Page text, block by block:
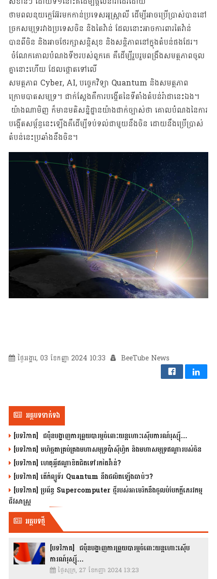
ថាមពលនុយក្លេអ៊ែរមកកាន់ប្រទេសអូស្រ្តាលី ដើម្បីអាចប្រើប្រាស់បាននៅ
ច្រកសមុទ្ររវាងប្រទេសចិន និងតៃវ៉ាន់ ដែលនោះអាចការពារតៃវ៉ាន់
បានពីចិន និងអាចថែរក្សាសន្តិសុខ និងសន្តិភាពនៅក្នុងតំបន់ផងដែរ។
ចំណែកគោលបំណងទី២របស់ពួកគេ គឺដើម្បីរួបរួមពង្រឹងសមត្ថភាពចូល
គ្នានោះហើយ ដែលផ្តោតទៅលើ
សមត្ថភាព Cyber, AI, បច្ចេកវិទ្យា Quantum និងសមត្ថភាព
ក្រោមបាតសមុទ្រ។ ជាក់ស្តែងគឺការបង្កើតនៃទីតាំងតំបន់រ៉ាដានេះឯង។
យ៉ាងណាមិញ ក៏មានមតិសន្និដ្ឋានយ៉ាងជាក់ច្បាស់ថា គោលបំណងនៃការ
បង្កើតសម្ព័ន្ធនេះឡើងគឺដើម្បីទប់ទល់ជាមួយនឹងចិន ដោយនឹងប្រើប្រាស់
តំបន់នេះប្រឆាំងនឹងចិន។
ថ្ងៃអង្គារ, 03 ខែកញ្ញា 2024 10:33 BeeTube News
អត្ថបទទាក់ទង
[បទវិភាគ] ជប៉ុនបង្ហាញការព្រួយបារម្ភចំពោះយន្តហោះស៊ើបការណ៍រុស្ស៊ី…
[បទវិភាគ] មហិច្ឆតាគ្រប់គ្រងមហាសមុទ្រប៉ាស៊ីហ្វិក និងមហាសមុទ្រឥណ្ឌារបស់ចិន
[បទវិភាគ] ហេតុអ្វីឥណ្ឌាខិតជិតទៅរកតៃវ៉ាន់?
[បទវិភាគ] តើកំព្យូទ័រ Quantum នឹងផលិតឡើងឆាប់ៗ?
[បទវិភាគ] ប្រព័ន្ធ Supercomputer ថ្មីរបស់អាមេរិកនឹងចូលបំបែកក្តីភេរវកម្ម
ជីវសាស្រ្ត
អត្ថបទថ្មី
[បទវិភាគ] ជប៉ុនបង្ហាញការព្រួយបារម្ភចំពោះយន្តហោះស៊ើប
ការណ៍រុស្ស៊ី…
ថ្ងៃសុក្រ, 27 ខែកញ្ញា 2024 13:23